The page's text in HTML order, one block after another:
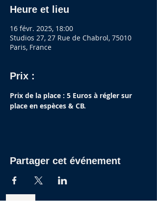
Heure et lieu
16 févr. 2025, 18:00
Studios 27, 27 Rue de Chabrol, 75010
Paris, France
Prix :
Prix de la place : 5 Euros à régler sur
place en espèces & CB.
Partager cet événement